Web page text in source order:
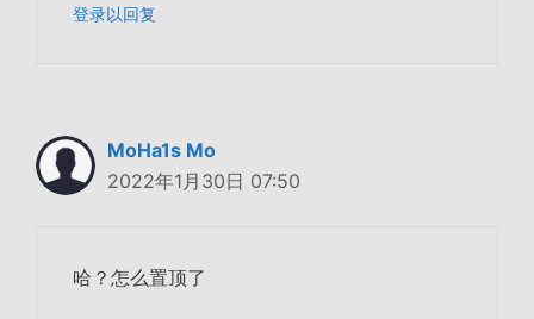
登录以回复
MoHa1s Mo
2022年1月30日 07:50
哈？怎么置顶了